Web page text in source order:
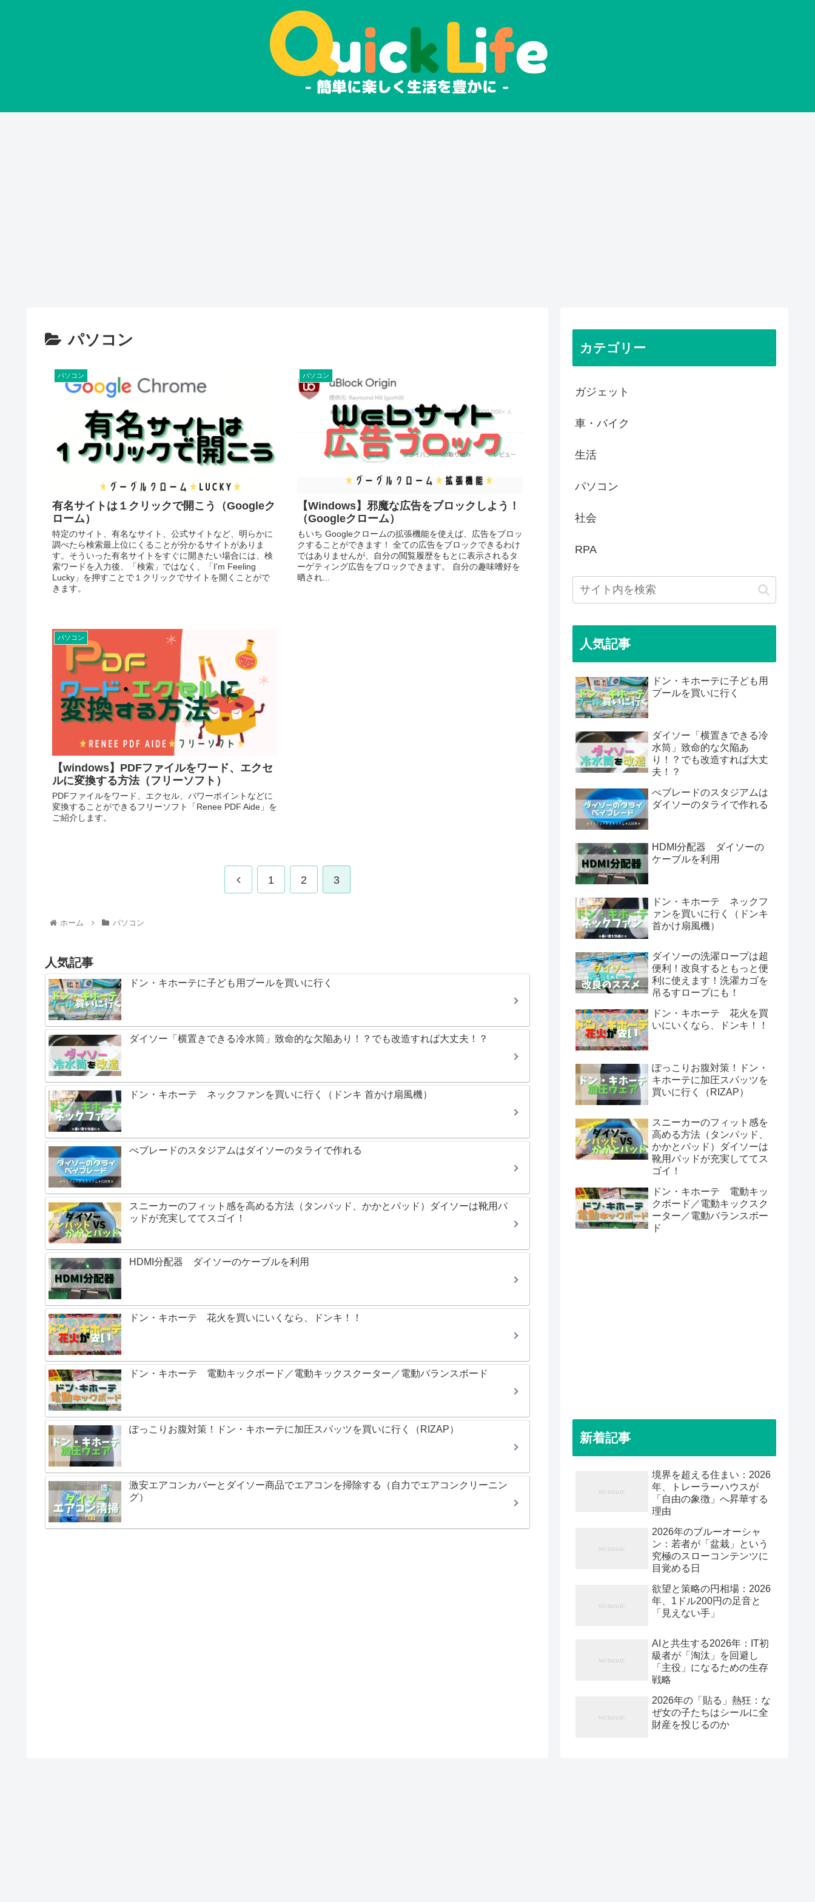
パソコン
パソコン
有名サイトは１クリックで開こう（Googleク
ローム）
特定のサイト、有名なサイト、公式サイトなど、明らかに
調べたら検索最上位にくることが分かるサイトがありま
す。そういった有名サイトをすぐに開きたい場合には、検
索ワードを入力後、「検索」ではなく、「I'm Feeling
Lucky」を押すことで１クリックでサイトを開くことがで
きます。
パソコン
【Windows】邪魔な広告をブロックしよう！
（Googleクローム）
もいち Googleクロームの拡張機能を使えば、広告をブロッ
クすることができます！ 全ての広告をブロックできるわけ
ではありませんが、自分の閲覧履歴をもとに表示されるタ
ーゲティング広告をブロックできます。 自分の趣味嗜好を
晒され...
パソコン
【windows】PDFファイルをワード、エクセ
ルに変換する方法（フリーソフト）
PDFファイルをワード、エクセル、パワーポイントなどに
変換することができるフリーソフト「Renee PDF Aide」を
ご紹介します。
1 2 3
ホーム パソコン
人気記事
ドン・キホーテに子ども用プールを買いに行く
ダイソー「横置きできる冷水筒」致命的な欠陥あり！？でも改造すれば大丈夫！？
ドン・キホーテ ネックファンを買いに行く（ドンキ 首かけ扇風機）
べブレードのスタジアムはダイソーのタライで作れる
スニーカーのフィット感を高める方法（タンパッド、かかとパッド）ダイソーは靴用パ
ッドが充実しててスゴイ！
HDMI分配器 ダイソーのケーブルを利用
ドン・キホーテ 花火を買いにいくなら、ドンキ！！
ドン・キホーテ 電動キックボード／電動キックスクーター／電動バランスボード
ぽっこりお腹対策！ドン・キホーテに加圧スパッツを買いに行く（RIZAP）
激安エアコンカバーとダイソー商品でエアコンを掃除する（自力でエアコンクリーニン
グ）
カテゴリー
ガジェット
車・バイク
生活
パソコン
社会
RPA
人気記事
ドン・キホーテに子ども用
プールを買いに行く
ダイソー「横置きできる冷
水筒」致命的な欠陥あ
り！？でも改造すれば大丈
夫！？
べブレードのスタジアムは
ダイソーのタライで作れる
HDMI分配器 ダイソーの
ケーブルを利用
ドン・キホーテ ネックフ
ァンを買いに行く（ドンキ
首かけ扇風機）
ダイソーの洗濯ロープは超
便利！改良するともっと便
利に使えます！洗濯カゴを
吊るすロープにも！
ドン・キホーテ 花火を買
いにいくなら、ドンキ！！
ぽっこりお腹対策！ドン・
キホーテに加圧スパッツを
買いに行く（RIZAP）
スニーカーのフィット感を
高める方法（タンパッド、
かかとパッド）ダイソーは
靴用パッドが充実しててス
ゴイ！
ドン・キホーテ 電動キッ
クボード／電動キックスク
ーター／電動バランスボー
ド
新着記事
境界を超える住まい：2026
年、トレーラーハウスが
「自由の象徴」へ昇華する
理由
2026年のブルーオーシャ
ン：若者が「盆栽」という
究極のスローコンテンツに
目覚める日
欲望と策略の円相場：2026
年、1ドル200円の足音と
「見えない手」
AIと共生する2026年：IT初
級者が「淘汰」を回避し
「主役」になるための生存
戦略
2026年の「貼る」熱狂：な
ぜ女の子たちはシールに全
財産を投じるのか